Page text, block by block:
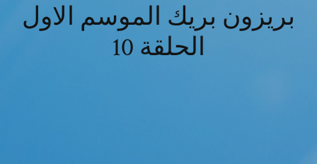
بريزون بريك الموسم الاول
الحلقة 10